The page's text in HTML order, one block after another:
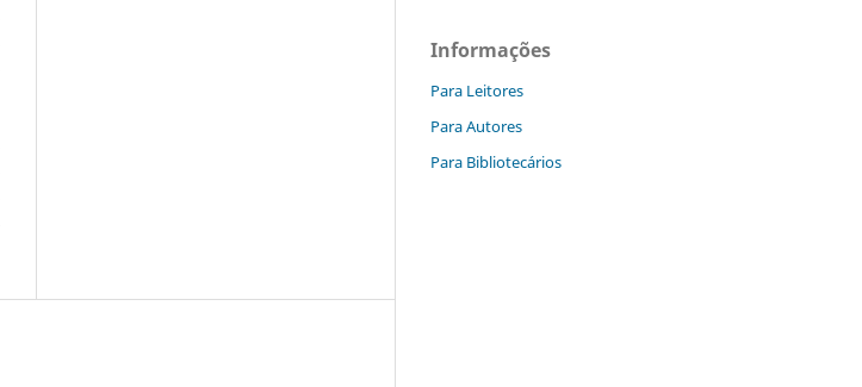
Informações
Para Leitores
Para Autores
Para Bibliotecários